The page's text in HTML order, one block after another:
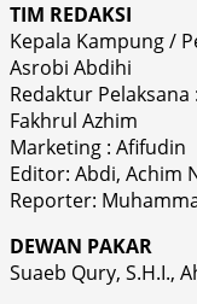
TIM REDAKSI
Kepala Kampung /
Asrobi Abdihi
Redaktur Pelaksana :
Fakhrul Azhim
Marketing : Afifudin
Editor: Abdi, Achim
Reporter:
DEWAN PAKAR
Suaeb Qury, S.H.I.,